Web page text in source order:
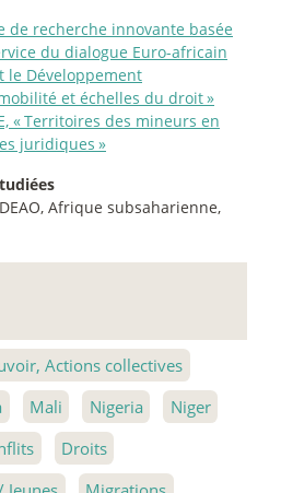
de recherche innovante basée
du dialogue Euro-africain
le Développement
et échelles du droit»
«Territoires des mineurs en
juridiques »
Afrique subsaharienne,
Actions collectives
Mali Nigeria
Niger
Droits